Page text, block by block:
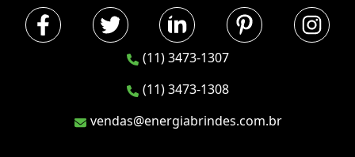
(11) 3473-1307
(11) 3473-1308
vendas@energiabrindes.com.br